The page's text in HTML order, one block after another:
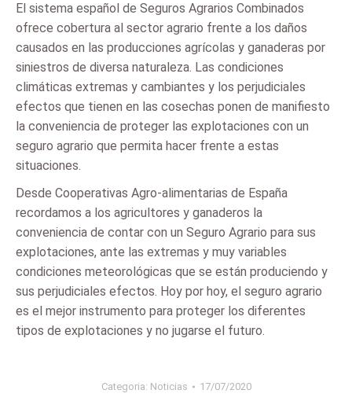
El sistema español de Seguros Agrarios Combinados
ofrece cobertura al sector agrario frente a los daños
causados en las producciones agrícolas y ganaderas por
siniestros de diversa naturaleza. Las condiciones
climáticas extremas y cambiantes y los perjudiciales
efectos que tienen en las cosechas ponen de manifiesto
la conveniencia de proteger las explotaciones con un
seguro agrario que permita hacer frente a estas
situaciones.
Desde Cooperativas Agro-alimentarias de España
recordamos a los agricultores y ganaderos la
conveniencia de contar con un Seguro Agrario para sus
explotaciones, ante las extremas y muy variables
condiciones meteorológicas que se están produciendo y
sus perjudiciales efectos. Hoy por hoy, el seguro agrario
es el mejor instrumento para proteger los diferentes
tipos de explotaciones y no jugarse el futuro.
Categoria: Noticias 17/07/2020